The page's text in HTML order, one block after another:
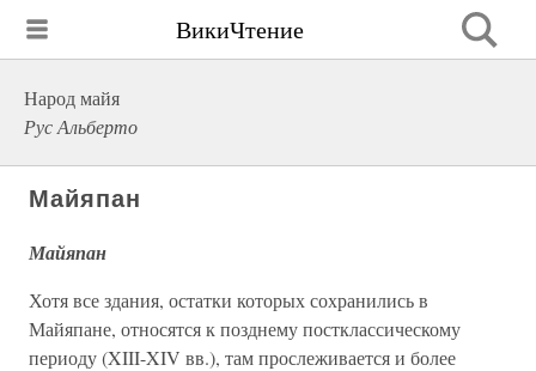
ВикиЧтение
Народ майя
Рус Альберто
Майяпан
Майяпан
Хотя все здания, остатки которых сохранились в
Майяпане, относятся к позднему постклассическому
периоду (XIII-XIV вв.), там прослеживается и более